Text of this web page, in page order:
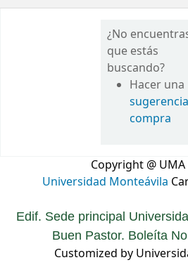
¿No
que estás
buscando?
Hacer una
compra
Copyright @
Universidad Monteávila
Edif. Sede principal
Buen Pastor. Boleíta
Customized by